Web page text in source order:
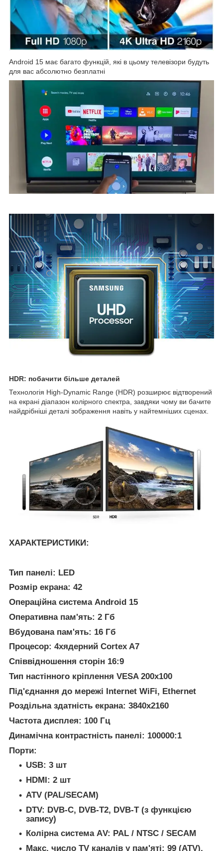
Android 15 має багато функцій, які в цьому телевізори будуть
для вас абсолютно безплатні
HDR: побачити більше деталей
Технологія High-Dynamic Range (HDR) розширює відтворений
на екрані діапазон колірного спектра, завдяки чому ви бачите
найдрібніші деталі зображення навіть у найтемніших сценах.
ХАРАКТЕРИСТИКИ:
Тип панелі: LED
Розмір екрана: 42
Операційна система Android 15
Оперативна пам'ять: 2 Гб
Вбудована пам'ять: 16 Гб
Процесор: 4хядерний Cortex A7
Співвідношення сторін 16:9
Тип настінного кріплення VESA 200х100
Під'єднання до мережі Internet WiFi, Ethernet
Роздільна здатність екрана: 3840х2160
Частота дисплея: 100 Гц
Динамічна контрастність панелі: 100000:1
Порти:
USB: 3 шт
HDMI: 2 шт
ATV (PAL/SECAM)
DTV: DVB-C, DVB-T2, DVB-T (з функцією
запису)
Колірна система АV: PAL / NTSC / SECAM
Макс. число TV каналів у пам'яті: 99 (ATV),